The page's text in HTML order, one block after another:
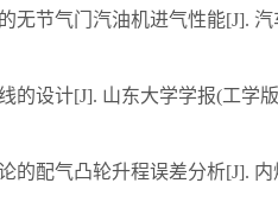
无节气门汽油机进气性能[J].
设计[J]. 山东大学学报(工学版
的配气凸轮升程误差分析[J]. 内